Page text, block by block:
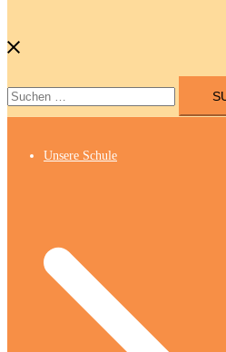
Suchen
Unsere Schule